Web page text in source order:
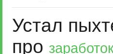
Устал
про